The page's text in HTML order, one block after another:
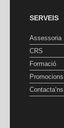
SERVEIS
Assessoria
CRS
Formació
Promocions
Contacta’ns